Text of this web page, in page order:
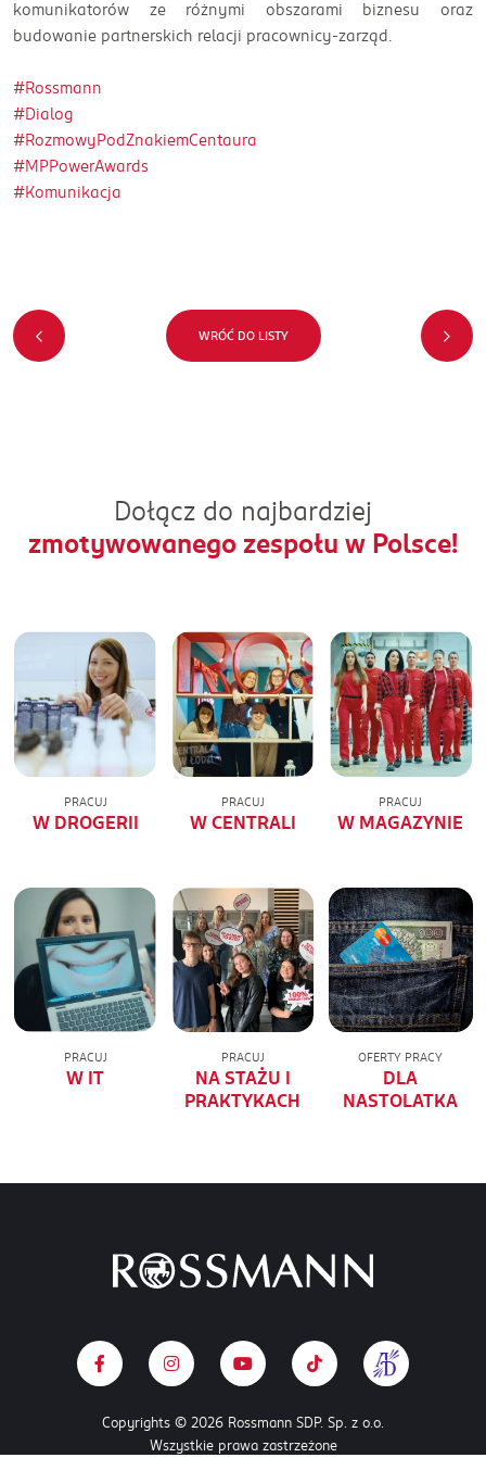
komunikatorów ze różnymi obszarami biznesu oraz
budowanie partnerskich relacji pracownicy-zarząd.
#Rossmann
#Dialog
#RozmowyPodZnakiemCentaura
#MPPowerAwards
#Komunikacja
WRÓĆ DO LISTY
Dołącz do najbardziej
zmotywowanego zespołu w Polsce!
PRACUJ
W DROGERII
PRACUJ
W CENTRALI
PRACUJ
W MAGAZYNIE
PRACUJ
W IT
PRACUJ
NA STAŻU I
PRAKTYKACH
OFERTY PRACY
DLA
NASTOLATKA
Copyrights © 2026 Rossmann SDP. Sp. z o.o.
Wszystkie prawa zastrzeżone